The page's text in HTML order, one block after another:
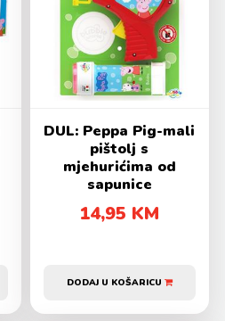
DUL: Peppa Pig-mali
pištolj s
mjehurićima od
sapunice
14,95 KM
DODAJ U KOŠARICU